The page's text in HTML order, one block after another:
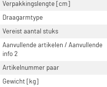
Verpakkingslengte [cm]
Draagarmtype
Vereist aantal stuks
Aanvullende artikelen / Aanvullende
info 2
Artikelnummer paar
Gewicht [kg]